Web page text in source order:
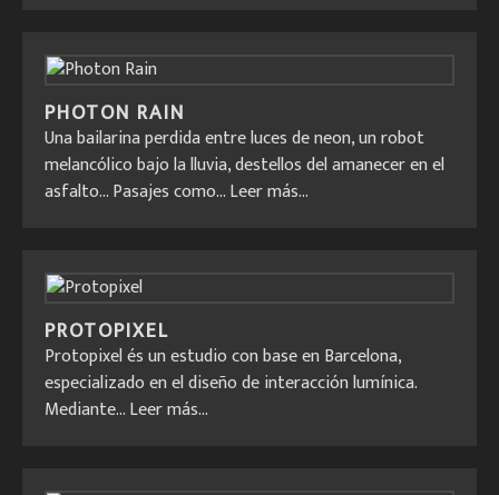
PHOTON RAIN
Una bailarina perdida entre luces de neon, un robot
melancólico bajo la lluvia, destellos del amanecer en el
asfalto… Pasajes como...Leer más...
PROTOPIXEL
Protopixel és un estudio con base en Barcelona,
especializado en el diseño de interacción lumínica.
Mediante...Leer más...